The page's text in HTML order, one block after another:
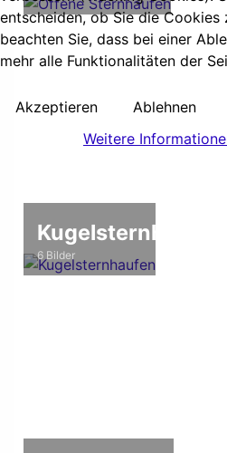
Kugelsternhaufen
6 Bilder
entscheiden, ob Sie die Cookies
beachten Sie, dass bei einer
mehr alle Funktionalitäten der
Akzeptieren
Ablehnen
Weitere